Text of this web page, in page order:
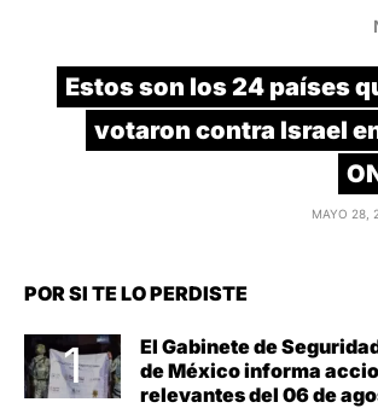
Estos son los 24 países
votaron contra Israel
MAYO 28,
POR SI TE LO PERDISTE
El Gabinete de
de México informa
relevantes del 06 de